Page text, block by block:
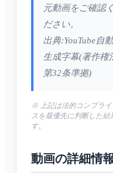
元動画をご確認く
ださい。
出典:YouTube自動
生成字幕(著作権
第32条準拠)
※ 上記は法的コンプライ
スを最優先に判断した結
す。
動画の詳細情